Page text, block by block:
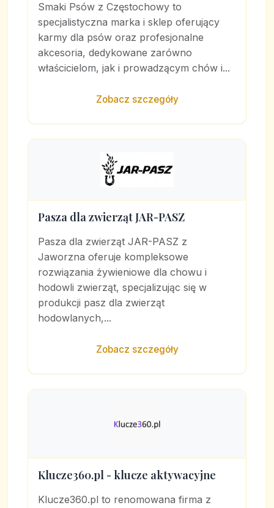
Smaki Psów z Częstochowy to
specjalistyczna marka i sklep oferujący
karmy dla psów oraz profesjonalne
akcesoria, dedykowane zarówno
właścicielom, jak i prowadzącym chów i...
Zobacz szczegóły
Pasza dla zwierząt JAR-PASZ
Pasza dla zwierząt JAR-PASZ z
Jaworzna oferuje kompleksowe
rozwiązania żywieniowe dla chowu i
hodowli zwierząt, specjalizując się w
produkcji pasz dla zwierząt
hodowlanych,...
Zobacz szczegóły
Klucze360.pl - klucze aktywacyjne
Klucze360.pl to renomowana firma z